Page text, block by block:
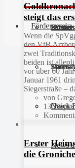
Partner
Unsere
Fitness
Quick
News
Darts-
News
Förderverein
steigt das
Wenn die
den VfB
zwei
beiden ist
vor über 60
Januar 1961
Siegerstraße –
von
13.
Erster
die